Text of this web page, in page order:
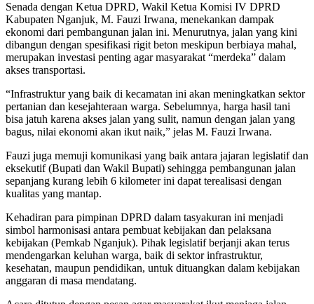
Senada dengan Ketua DPRD, Wakil Ketua Komisi IV DPRD
Kabupaten Nganjuk, M. Fauzi Irwana, menekankan dampak
ekonomi dari pembangunan jalan ini. Menurutnya, jalan yang kini
dibangun dengan spesifikasi rigit beton meskipun berbiaya mahal,
merupakan investasi penting agar masyarakat “merdeka” dalam
akses transportasi.
“Infrastruktur yang baik di kecamatan ini akan meningkatkan sektor
pertanian dan kesejahteraan warga. Sebelumnya, harga hasil tani
bisa jatuh karena akses jalan yang sulit, namun dengan jalan yang
bagus, nilai ekonomi akan ikut naik,” jelas M. Fauzi Irwana.
Fauzi juga memuji komunikasi yang baik antara jajaran legislatif dan
eksekutif (Bupati dan Wakil Bupati) sehingga pembangunan jalan
sepanjang kurang lebih 6 kilometer ini dapat terealisasi dengan
kualitas yang mantap.
Kehadiran para pimpinan DPRD dalam tasyakuran ini menjadi
simbol harmonisasi antara pembuat kebijakan dan pelaksana
kebijakan (Pemkab Nganjuk). Pihak legislatif berjanji akan terus
mendengarkan keluhan warga, baik di sektor infrastruktur,
kesehatan, maupun pendidikan, untuk dituangkan dalam kebijakan
anggaran di masa mendatang.